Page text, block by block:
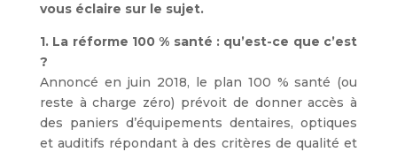
vous éclaire sur le sujet.
1. La réforme 100 % santé : qu’est-ce que c’est
?
Annoncé en juin 2018, le plan 100 % santé (ou
reste à charge zéro) prévoit de donner accès à
des paniers d’équipements dentaires, optiques
et auditifs répondant à des critères de qualité et